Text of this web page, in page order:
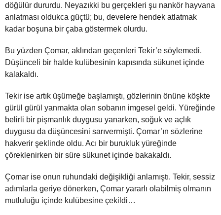
döğülür dururdu. Neyazıkki bu gerçekleri şu nankör hayvana
anlatması oldukca güçtü; bu, develere hendek atlatmak
kadar boşuna bir çaba göstermek olurdu.
Bu yüzden Çomar, aklından geçenleri Tekir’e söylemedi.
Düşünceli bir halde kulübesinin kapısında sükunet içinde
kalakaldı.
Tekir ise artık üşümeğe başlamıştı, gözlerinin önüne köşkte
gürül gürül yanmakta olan sobanın imgesel geldi. Yüreğinde
belirli bir pişmanlık duygusu yanarken, soğuk ve açlık
duygusu da düşüncesini sarıvermişti. Çomar’ın sözlerine
hakverir şeklinde oldu. Acı bir burukluk yüreğinde
çöreklenirken bir süre sükunet içinde bakakaldı.
Çomar ise onun ruhundaki değişikliği anlamıştı. Tekir, sessiz
adımlarla geriye dönerken, Çomar yararlı olabilmiş olmanın
mutluluğu içinde kulübesine çekildi…